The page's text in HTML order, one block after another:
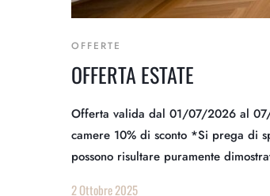
OFFERTE
OFFERTA ESTATE
Offerta valida dal 01/07/2026 al
camere 10% di sconto *Si prega di
possono risultare puramente
2 Ottobre 2025